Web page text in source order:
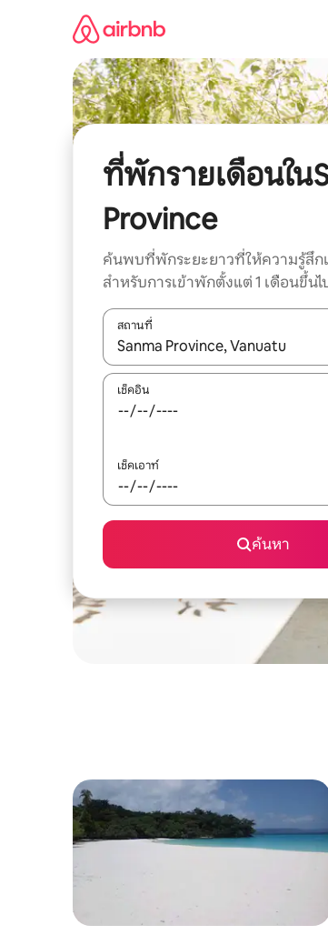
ที่พักรายเดือนใน
Province
ค้นพบที่พักระยะยาวที่ให้ความรู้สึก
สำหรับการเข้าพักตั้งแต่ 1 เดือนขึ้นไ
สถานที่
ใช้ลูกศรขึ้นลง หรือใช้การสัมผัสหรือปั
เช็คอิน
เช็คเอาท์
ค้นหา